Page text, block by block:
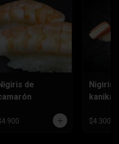
de
Nigiris
$4.300